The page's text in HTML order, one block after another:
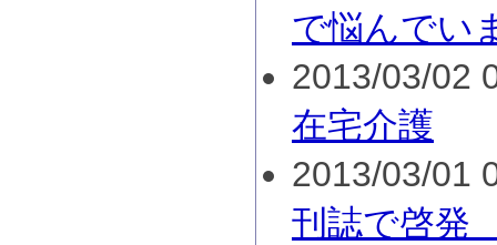
で悩んでい
2013/03/02
在宅介護
2013/03/01
刊誌で啓発